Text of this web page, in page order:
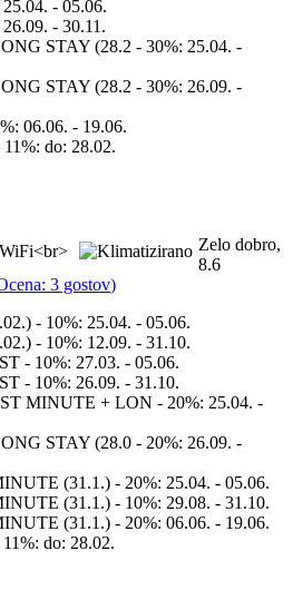
25.04. - 05.06.
26.09. - 30.11.
STAY (28.2 - 30%: 25.04. -
STAY (28.2 - 30%: 26.09. -
06.06. - 19.06.
do: 28.02.
Zelo dobro,
8.6
3 gostov)
- 10%: 25.04. - 05.06.
- 10%: 12.09. - 31.10.
- 10%: 27.03. - 05.06.
- 10%: 26.09. - 31.10.
MINUTE + LON - 20%: 25.04. -
STAY (28.0 - 20%: 26.09. -
(31.1.) - 20%: 25.04. - 05.06.
(31.1.) - 10%: 29.08. - 31.10.
(31.1.) - 20%: 06.06. - 19.06.
do: 28.02.